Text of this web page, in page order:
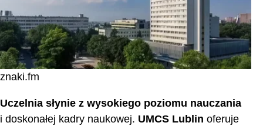
“Chatka Żaka”
Sport akademicki
Rekrutacja
Nagrody i wyróżnienia
Kontakt
znaki.fm
Uczelnia słynie z wysokiego poziomu nauczania
i doskonałej kadry naukowej. UMCS Lublin oferuje